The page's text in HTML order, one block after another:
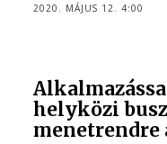
2020. MÁJUS 12. 4:00
helyközi
menetrendre